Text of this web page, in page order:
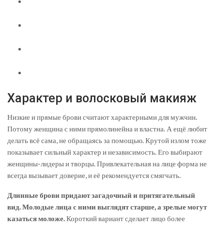
Характер и волосковый макияж
Низкие и прямые брови считают характерными для мужчин.
Потому женщина с ними прямолинейна и властна. А ещё любит
делать всё сама, не обращаясь за помощью. Крутой излом тоже
показывает сильный характер и независимость. Его выбирают
женщины-лидеры и творцы. Привлекательная на лице форма не
всегда вызывает доверие, и её рекомендуется смягчать.
Длинные брови придают загадочный и притягательный
вид. Молодые лица с ними выглядят старше, а зрелые могут
казаться моложе.Короткий вариант сделает лицо более